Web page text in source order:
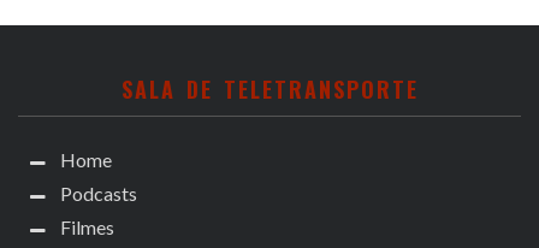
SALA DE TELETRANSPORTE
Home
Podcasts
Filmes